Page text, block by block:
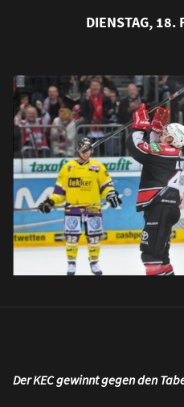
DIENSTAG, 18.
Der KEC gewinnt gegen den